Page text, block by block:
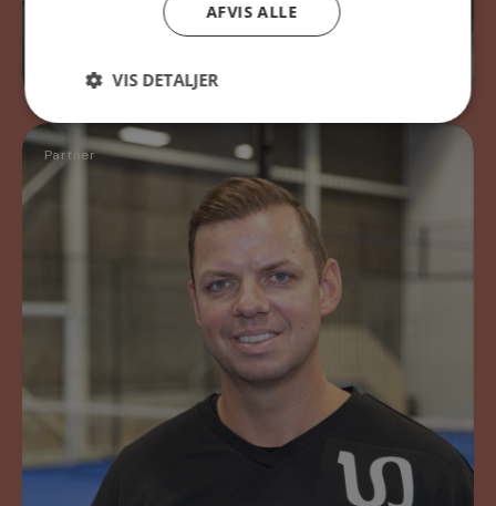
Børge Neessen
Partner
AFVIS ALLE
VIS DETALJER